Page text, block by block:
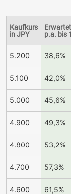
Kaufkurs
in JPY
p.a. bis
5.200 38,6%
5.100 42,0%
5.000 45,6%
4.900 49,3%
4.800 53,2%
4.700 57,3%
4.600 61,5%